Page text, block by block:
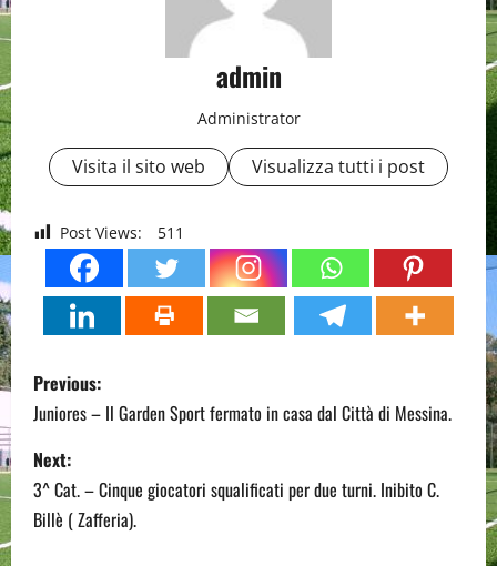
admin
Administrator
Visita il sito web Visualizza tutti i post
Post Views: 511
P
o
s
t
Previous:
Juniores – Il Garden Sport fermato in casa dal Città di Messina.
Next:
3^ Cat. – Cinque giocatori squalificati per due turni. Inibito C.
Billè ( Zafferia).